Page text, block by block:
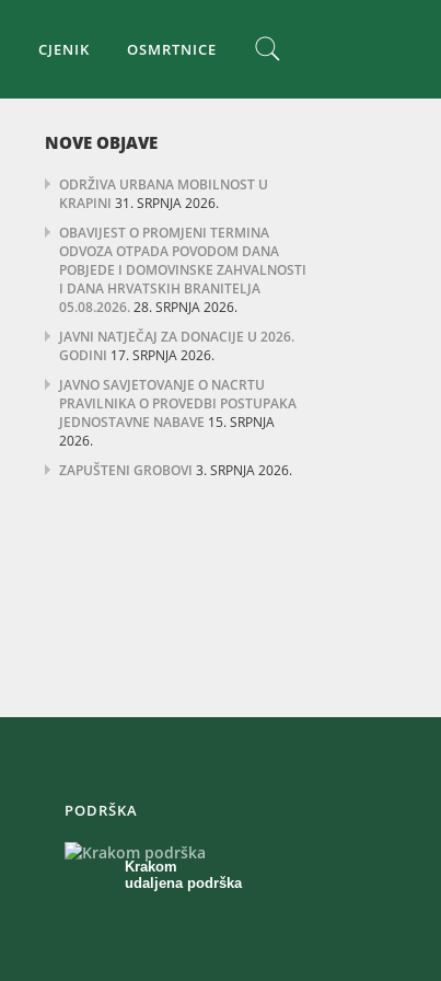
CJENIK OSMRTNICE
NOVE OBJAVE
ODRŽIVA URBANA MOBILNOST U
KRAPINI 31. SRPNJA 2026.
OBAVIJEST O PROMJENI TERMINA
ODVOZA OTPADA POVODOM DANA
POBJEDE I DOMOVINSKE ZAHVALNOSTI
I DANA HRVATSKIH BRANITELJA
05.08.2026.28. SRPNJA 2026.
JAVNI NATJEČAJ ZA DONACIJE U 2026.
GODINI 17. SRPNJA 2026.
JAVNO SAVJETOVANJE O NACRTU
PRAVILNIKA O PROVEDBI POSTUPAKA
JEDNOSTAVNE NABAVE 15. SRPNJA
2026.
ZAPUŠTENI GROBOVI 3. SRPNJA 2026.
PODRŠKA
Krakom
udaljena podrška